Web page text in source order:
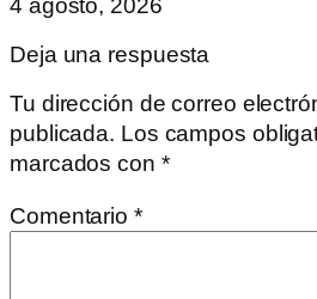
4 agosto, 2026
Deja una respuesta
Tu dirección de correo
publicada. Los campos
marcados con *
Comentario *